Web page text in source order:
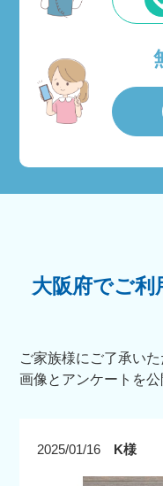
大阪府でご
ご家族様にご了承いた
画像とアンケートを公
2025/01/16 K様